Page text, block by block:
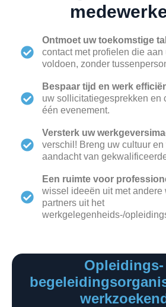
Ontmoet uw toekomstige
contact met profielen die aan
voldoen, zonder
Bespaar tijd en werk
uw sollicitatiegesprekken en
één evenement.
Versterk uw
verschil! Breng uw cultuur
aandacht van
Een ruimte voor
wissel ideeën uit met andere
partners uit het
werkgelegenheids-/